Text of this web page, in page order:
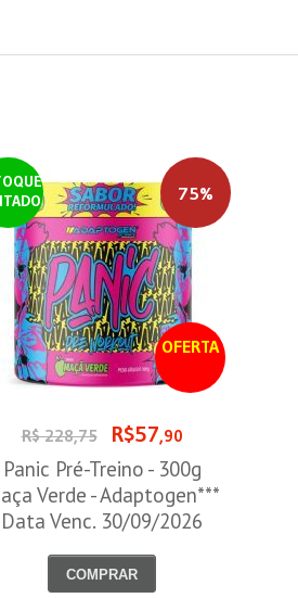
OFERTA
75%
R$ 228,75 R$57,90
Panic Pré-Treino - 300g
Verde - Adaptogen***
Data Venc. 30/09/2026
COMPRAR